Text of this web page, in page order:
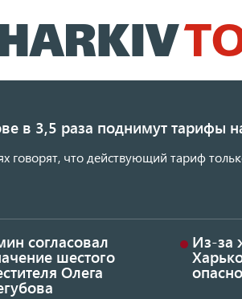
к
основному
в 3,5 раза поднимут тарифы
говорят, что действующий тариф
согласовал
шестого
Олега
Из-за